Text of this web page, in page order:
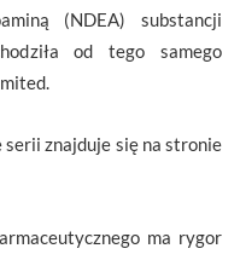
(NDEA) substancji
od tego samego
serii znajduje się na stronie
ma rygor